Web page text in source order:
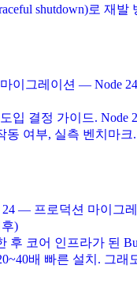
shutdown)로 재발
이그레이션 — Node
입 결정 가이드. Node
동 여부, 실측 벤치마크.
24 — 프로덕션 마이그
)
후 코어 인프라가 된
배 빠른 설치. 그래